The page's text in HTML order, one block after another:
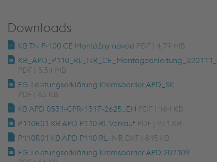
Downloads
KB TN P-100 CE Montážny návod PDF | 4,79 MB
PDF | 5,54 MB
EG-Leistungserklärung Kremsbarrier APD_SK
PDF | 83 KB
KB APD 0531-CPR-1317-2625_EN PDF | 164 KB
P110R01 KB APD P110 RL Verkauf PDF | 931 KB
P110R01 KB APD P110 RL_NR DXF | 815 KB
EG-Leistungserklärung Kremsbarrier APD 202109